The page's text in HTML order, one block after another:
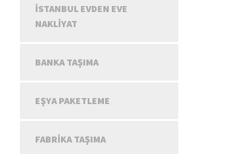
İSTANBUL EVDEN EVE
NAKLIYAT
BANKA TAŞIMA
EŞYA PAKETLEME
FABRIKA TAŞIMA